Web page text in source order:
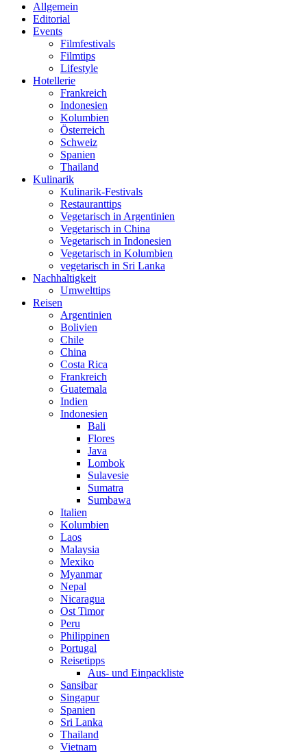
Allgemein
Editorial
Events
Filmfestivals
Filmtips
Lifestyle
Hotellerie
Frankreich
Indonesien
Kolumbien
Österreich
Schweiz
Spanien
Thailand
Kulinarik
Kulinarik-Festivals
Restauranttips
Vegetarisch in Argentinien
Vegetarisch in China
Vegetarisch in Indonesien
Vegetarisch in Kolumbien
vegetarisch in Sri Lanka
Nachhaltigkeit
Umwelttips
Reisen
Argentinien
Bolivien
Chile
China
Costa Rica
Frankreich
Guatemala
Indien
Indonesien
Bali
Flores
Java
Lombok
Sulavesie
Sumatra
Sumbawa
Italien
Kolumbien
Laos
Malaysia
Mexiko
Myanmar
Nepal
Nicaragua
Ost Timor
Peru
Philippinen
Portugal
Reisetipps
Aus- und Einpackliste
Sansibar
Singapur
Spanien
Sri Lanka
Thailand
Vietnam